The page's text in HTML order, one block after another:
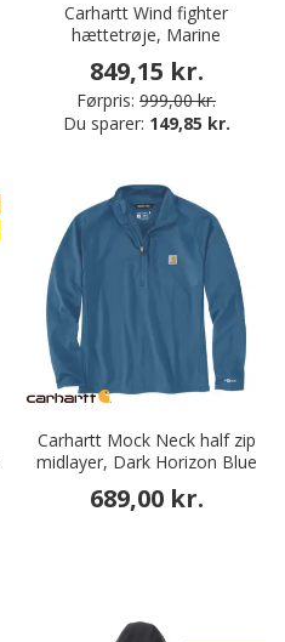
Carhartt Wind fighter
hættetrøje, Marine
849,15 kr.
Førpris: 999,00 kr.
Du sparer: 149,85 kr.
Carhartt Mock Neck half zip
midlayer, Dark Horizon Blue
689,00 kr.